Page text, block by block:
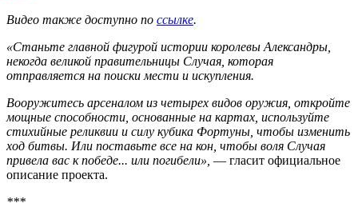
Видео также доступно по ссылке.
«Станьте главной фигурой истории королевы Александры,
некогда великой правительницы Случая, которая
отправляется на поиски мести и искупления.
Вооружитесь арсеналом из четырех видов оружия, откройте
мощные способности, основанные на картах, используйте
стихийные реликвии и силу кубика Фортуны, чтобы изменить
ход битвы. Или поставьте все на кон, чтобы воля Случая
привела вас к победе... или погибели», — гласит официальное
описание проекта.
***